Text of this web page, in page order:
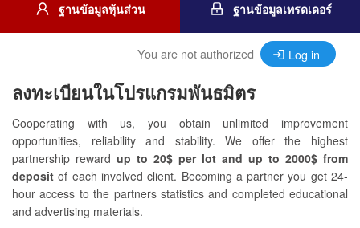
ฐานข้อมูลหุ้นส่วน ฐานข้อมูลเทรดเดอร์
You are not authorized Log in
ลงทะเบียนในโปรแกรมพันธมิตร
Cooperating with us, you obtain unlimited improvement
opportunities, reliability and stability. We offer the highest
partnership reward up to 20$ per lot and up to 2000$ from
deposit of each involved client. Becoming a partner you get 24-
hour access to the partners statistics and completed educational
and advertising materials.